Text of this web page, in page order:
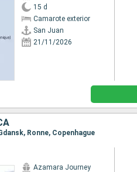
15 d
Camarote exterior
San Juan
21/11/2026
Ronne, Copenhague
Azamara Journey